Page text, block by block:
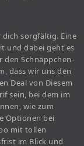
sorgfältig. Eine
und dabei geht es
den Schnäppchen-
dass wir uns den
Deal von Diesem
sein, bei dem im
wie zum
Optionen bei
mit tollen
im Blick und